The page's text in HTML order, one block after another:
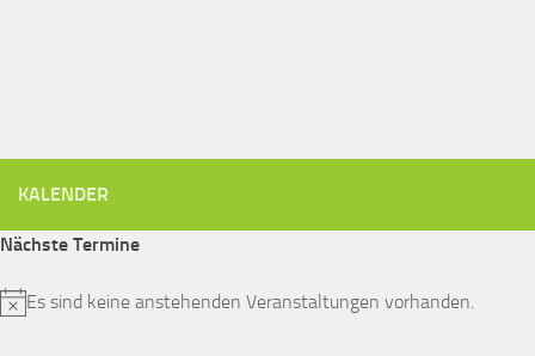
KALENDER
Nächste Termine
Hinweis
Es sind keine anstehenden Veranstaltungen vorhanden.